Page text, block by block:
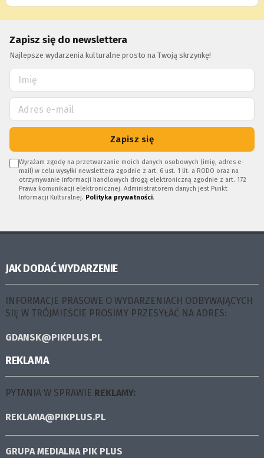
Zapisz się do newslettera
Najlepsze wydarzenia kulturalne prosto na Twoją skrzynkę!
Zapisz się
Wyrażam zgodę na przetwarzanie moich danych osobowych (imię, adres e-
mail) w celu wysyłki newslettera zgodnie z art. 6 ust. 1 lit. a RODO oraz na
otrzymywanie informacji handlowych drogą elektroniczną zgodnie z art. 172
Prawa komunikacji elektronicznej. Administratorem danych jest Punkt
Informacji Kulturalnej. Polityka prywatności.
JAK DODAĆ WYDARZENIE
INFORMACJE PRASOWE O WYDARZENIACH ODBYWAJĄCYCH
SIĘ W TRÓJMIEŚCIE PROSIMY PRZESYŁAĆ NA ADRES:
GDANSK@PIKPLUS.PL
REKLAMA
PYTANIA W SPRAWIE REKLAMY:
REKLAMA@PIKPLUS.PL
GRUPA MEDIALNA PIK PLUS